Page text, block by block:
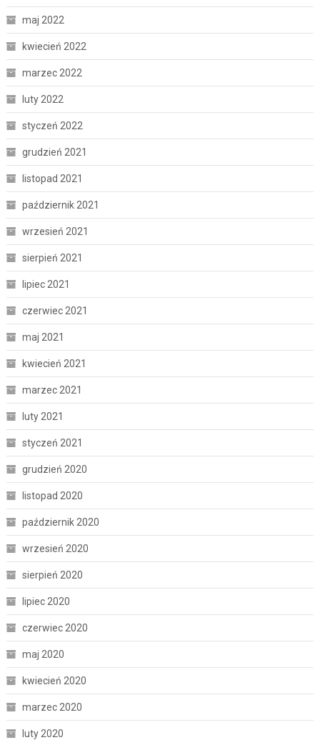
maj 2022
kwiecień 2022
marzec 2022
luty 2022
styczeń 2022
grudzień 2021
listopad 2021
październik 2021
wrzesień 2021
sierpień 2021
lipiec 2021
czerwiec 2021
maj 2021
kwiecień 2021
marzec 2021
luty 2021
styczeń 2021
grudzień 2020
listopad 2020
październik 2020
wrzesień 2020
sierpień 2020
lipiec 2020
czerwiec 2020
maj 2020
kwiecień 2020
marzec 2020
luty 2020